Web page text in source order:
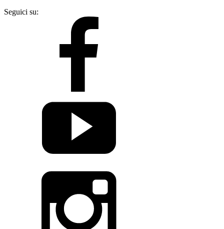
Seguici su: